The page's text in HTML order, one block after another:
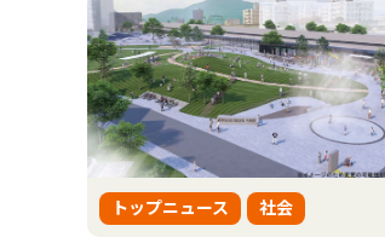
トップニュース 社会